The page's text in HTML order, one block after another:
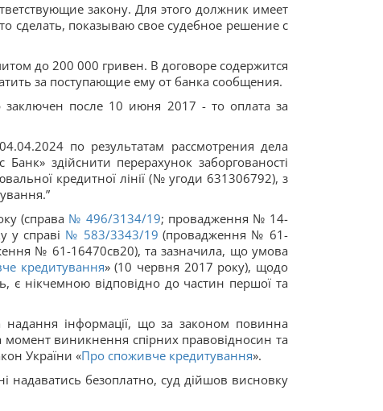
закону. Для этого должник имеет
сделать, показываю свое судебное решение с
до 200 000 гривен. В договоре содержится
за поступающие ему от банка сообщения.
заключен после 10 июня 2017 - то оплата за
по результатам рассмотрения дела
здійснити перерахунок заборгованості
кредитної лінії (№ угоди 631306792), з
(справа № 496/3134/19; провадження № 14-
у справі № 583/3343/19 (провадження № 61-
№ 61-16470св20), та зазначила, що умова
кредитування» (10 червня 2017 року), щодо
є нікчемною відповідно до частин першої та
інформації, що за законом повинна
момент виникнення спірних правовідносин та
України «Про споживче кредитування».
надаватись безоплатно, суд дійшов висновку